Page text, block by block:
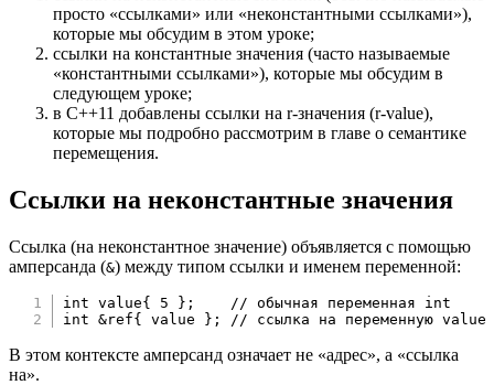
просто «ссылками» или «неконстантными ссылками»),
которые мы обсудим в этом уроке;
ссылки на константные значения (часто называемые
«константными ссылками»), которые мы обсудим в
следующем уроке;
в C++11 добавлены ссылки на r-значения (r-value),
которые мы подробно рассмотрим в главе о семантике
перемещения.
Ссылки на неконстантные значения
Ссылка (на неконстантное значение) объявляется с помощью
амперсанда (&) между типом ссылки и именем переменной:
int value{ 5 } ;
// обычная переменная int
int
&ref{ value } ; // ссылка на переменную value
В этом контексте амперсанд означает не «адрес», а «ссылка
на».